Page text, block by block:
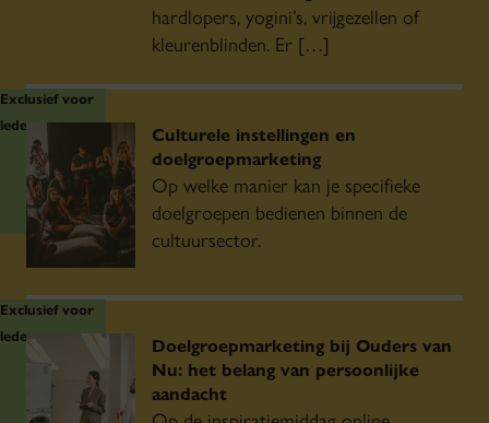
hardlopers, yogini’s, vrijgezellen of
kleurenblinden. Er […]
Exclusief voor
leden
Culturele instellingen en
doelgroepmarketing
Op welke manier kan je specifieke
doelgroepen bedienen binnen de
cultuursector.
Exclusief voor
leden
Doelgroepmarketing bij Ouders van
Nu: het belang van persoonlijke
aandacht